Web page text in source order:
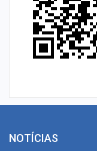
NOTÍCIAS